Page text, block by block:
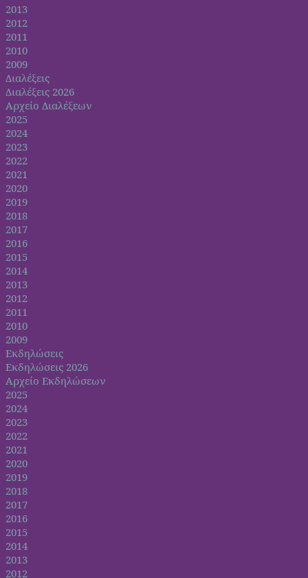
2013
2012
2011
2010
2009
Διαλέξεις
Διαλέξεις 2026
Αρχείο Διαλέξεων
2025
2024
2023
2022
2021
2020
2019
2018
2017
2016
2015
2014
2013
2012
2011
2010
2009
Εκδηλώσεις
Εκδηλώσεις 2026
Αρχείο Εκδηλώσεων
2025
2024
2023
2022
2021
2020
2019
2018
2017
2016
2015
2014
2013
2012